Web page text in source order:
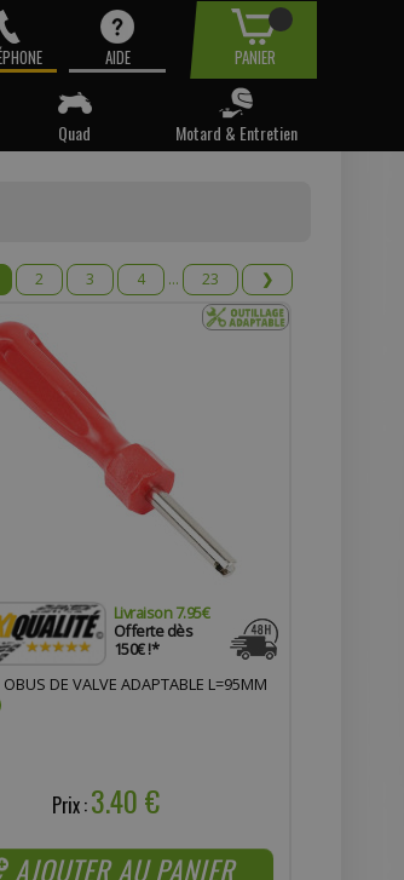
AIDE PANIER
Quad Motard & Entretien
2 3 4 ... 23 ❯
Livraison 7.95€
Offerte dès
150€ !*
DE VALVE ADAPTABLE L=95MM
Prix :3.40 €
AJOUTER AU PANIER